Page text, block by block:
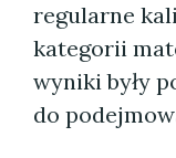
regularne
kategorii
wyniki były
do